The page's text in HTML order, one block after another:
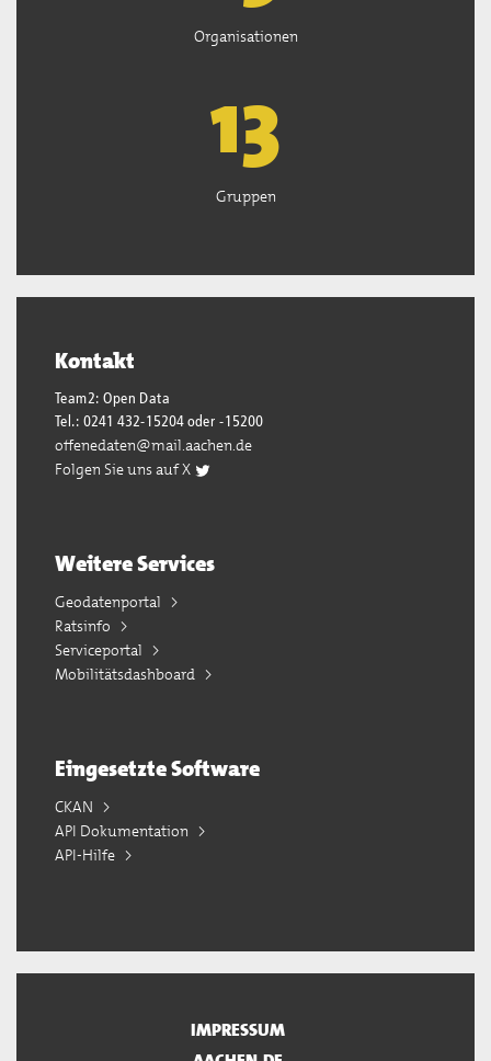
Organisationen
13
Gruppen
Kontakt
Team2: Open Data
Tel.: 0241 432-15204 oder -15200
offenedaten@mail.aachen.de
Folgen Sie uns auf X
Weitere Services
Geodatenportal
Ratsinfo
Serviceportal
Mobilitätsdashboard
Eingesetzte Software
CKAN
API Dokumentation
API-Hilfe
IMPRESSUM